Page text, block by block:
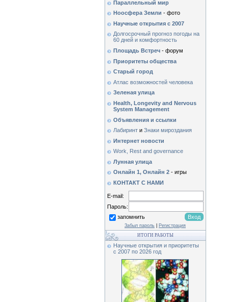
Параллельный мир
Ноосфера Земли - фото
Научные открытия с 2007
Долгосрочный прогноз погоды на
60 дней и комфортность
Площадь Встреч- форум
Приоритеты общества
Старый город
Атлас возможностей человека
Зеленая улица
Health, Longevity and Nervous
System Management
Объявления и ссылки
Лабиринти Знаки мироздания
Интернет новости
Work, Rest and governance
Лунная улица
Онлайн 1, Онлайн 2- игры
КОНТАКТ С НАМИ
E-mail:
Пароль:
запомнить
Забыл пароль
Регистрация
ИТОГИ РАБОТЫ
Научные открытия и приоритеты
c 2007 по 2026 год